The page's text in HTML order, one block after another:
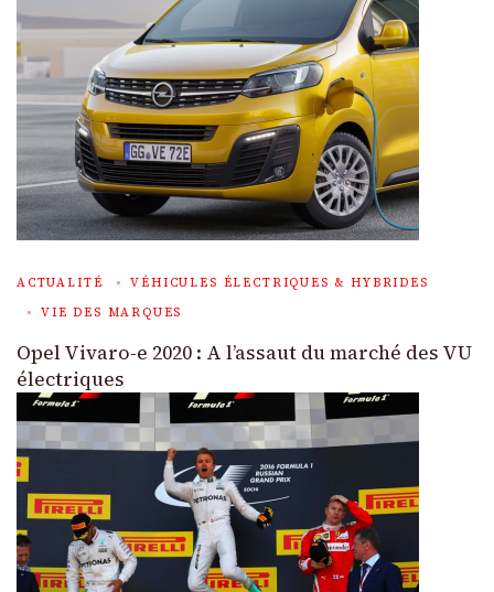
ACTUALITÉ
VÉHICULES ÉLECTRIQUES & HYBRIDES
VIE DES MARQUES
Opel Vivaro-e 2020 : A l’assaut du marché des VU
électriques